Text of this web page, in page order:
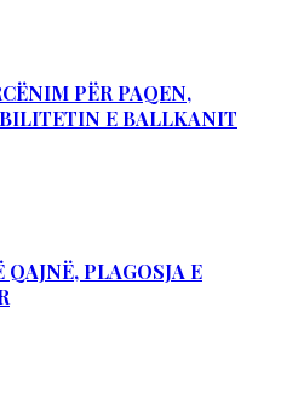
PËR PAQEN,
E BALLKANIT
QAJNË, PLAGOSJA E